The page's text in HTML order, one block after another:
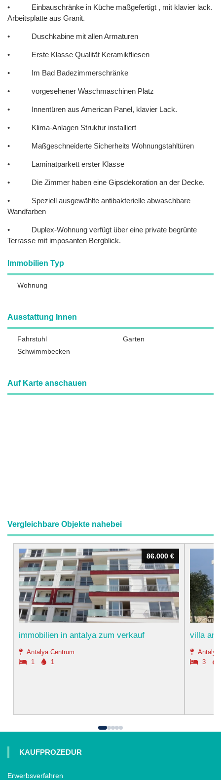
• Einbauschränke in Küche maßgefertigt , mit klavier lack.
Arbeitsplatte aus Granit.
• Duschkabine mit allen Armaturen
• Erste Klasse Qualität Keramikfliesen
• Im Bad Badezimmerschränke
• vorgesehener Waschmaschinen Platz
• Innentüren aus American Panel, klavier Lack.
• Klima-Anlagen Struktur installiert
• Maßgeschneiderte Sicherheits Wohnungstahltüren
• Laminatparkett erster Klasse
• Die Zimmer haben eine Gipsdekoration an der Decke.
• Speziell ausgewählte antibakterielle abwaschbare
Wandfarben
• Duplex-Wohnung verfügt über eine private begrünte
Terrasse mit imposanten Bergblick.
Immobilien Typ
Wohnung
Ausstattung Innen
Fahrstuhl
Garten
Schwimmbecken
Auf Karte anschauen
Vergleichbare Objekte nahebei
immobilien in antalya zum verkauf
Antalya Centrum
1
1
86.000 €
86.000 €
villa
Antalya
3
KAUFPROZEDUR
Erwerbsverfahren